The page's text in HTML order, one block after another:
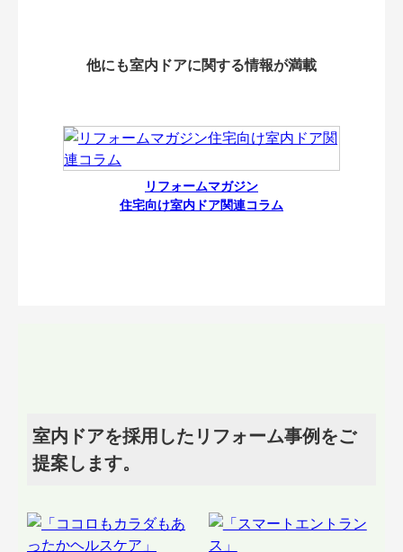
他にも室内ドアに関する情報が満載
リフォームマガジン
住宅向け室内ドア関連コラム
室内ドアを採用したリフォーム事例をご
提案します。